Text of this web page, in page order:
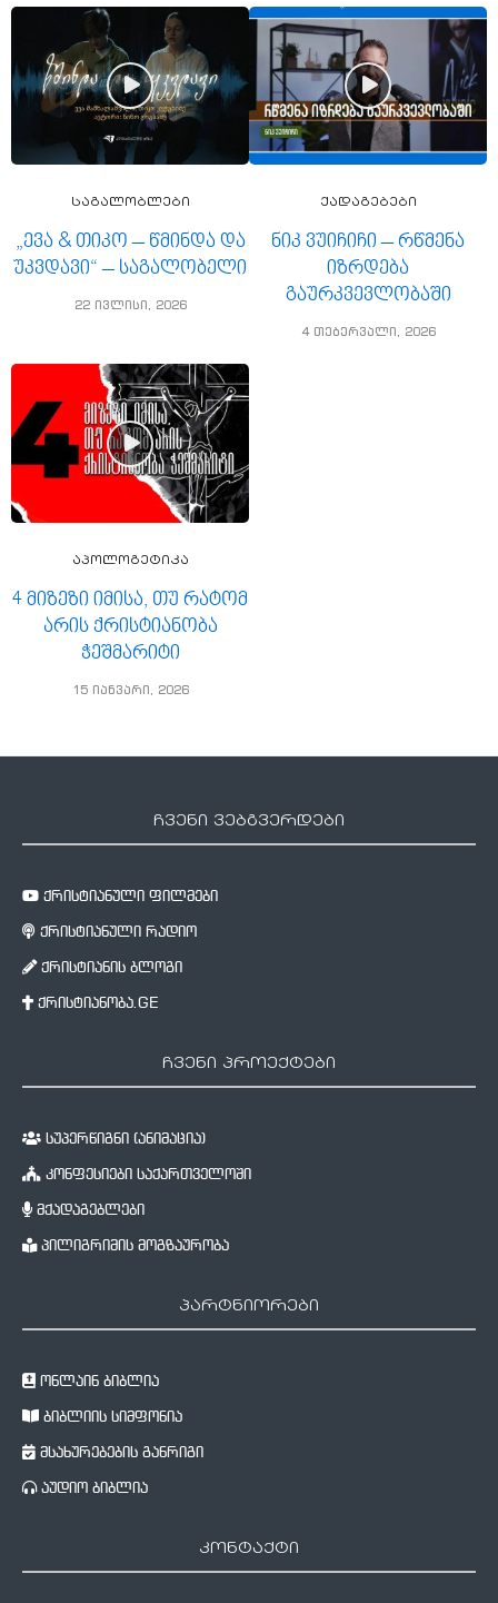
საგალობლები
„ევა & თიკო – წმინდა და
უკვდავი“ – საგალობელი
22 ივლისი, 2026
ქადაგებები
ნიკ ვუიჩიჩი – რწმენა
იზრდება
გაურკვევლობაში
4 თებერვალი, 2026
აპოლოგეტიკა
4 მიზეზი იმისა, თუ რატომ
არის ქრისტიანობა
ჭეშმარიტი
15 იანვარი, 2026
ჩვენი ვებგვერდები
ქრისტიანული ფილმები
ქრისტიანული რადიო
ქრისტიანის ბლოგი
ქრისტიანობა.GE
ჩვენი პროექტები
სუპერწიგნი (ანიმაცია)
კონფესიები საქართველოში
მქადაგებლები
პილიგრიმის მოგზაურობა
პარტნიორები
ონლაინ ბიბლია
ბიბლიის სიმფონია
მსახურებების განრიგი
აუდიო ბიბლია
კონტაქტი